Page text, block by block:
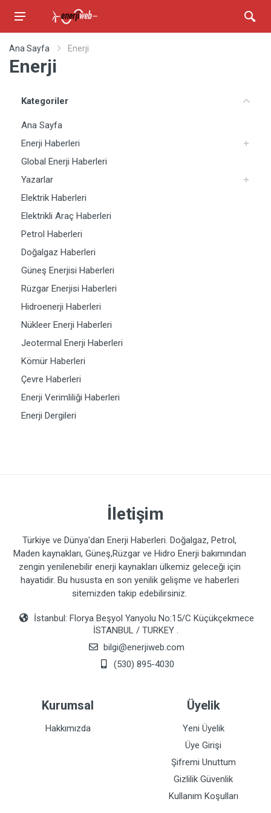
Ana Sayfa Enerji
Enerji
Kategoriler
Ana Sayfa
Enerji Haberleri
Global Enerji Haberleri
Yazarlar
Elektrik Haberleri
Elektrikli Araç Haberleri
Petrol Haberleri
Doğalgaz Haberleri
Güneş Enerjisi Haberleri
Rüzgar Enerjisi Haberleri
Hidroenerji Haberleri
Nükleer Enerji Haberleri
Jeotermal Enerji Haberleri
Kömür Haberleri
Çevre Haberleri
Enerji Verimliliği Haberleri
Enerji Dergileri
İletişim
Türkiye ve Dünya'dan Enerji Haberleri. Doğalgaz, Petrol,
Maden kaynakları, Güneş,Rüzgar ve Hidro Enerji bakımından
zengin yenilenebilir enerji kaynakları ülkemiz geleceği için
hayatidir. Bu hususta en son yenilik gelişme ve haberleri
sitemizden takip edebilirsiniz.
İstanbul: Florya Beşyol Yanyolu No:15/C Küçükçekmece
İSTANBUL / TURKEY .
bilgi@enerjiweb.com
(530) 895-4030
Kurumsal
Hakkımızda
Üyelik
Yeni Üyelik
Üye Girişi
Şifremi Unuttum
Gizlilik Güvenlik
Kullanım Koşulları